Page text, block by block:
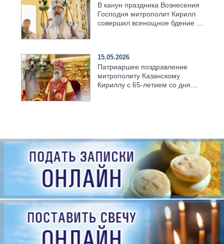
В канун праздника Вознесения
Господня митрополит Кирилл
совершил всенощное бдение в
15.05.2026
Патриаршее поздравление
митрополиту Казанскому
Кириллу с 65-летием со дня